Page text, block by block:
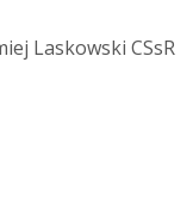
Laskowski CSsR